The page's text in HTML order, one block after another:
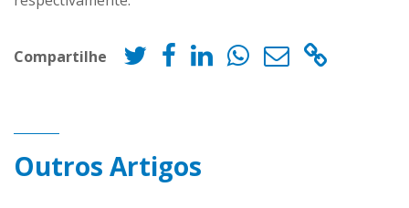
Compartilhe
Outros Artigos